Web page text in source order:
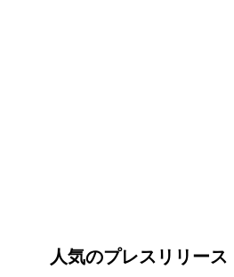
人気のプレスリリース